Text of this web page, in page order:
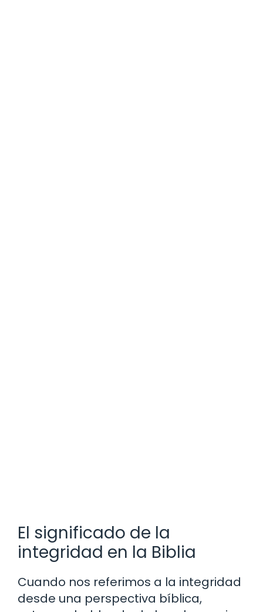
El significado de la
integridad en la Biblia
Cuando nos referimos a la integridad
desde una perspectiva bíblica,